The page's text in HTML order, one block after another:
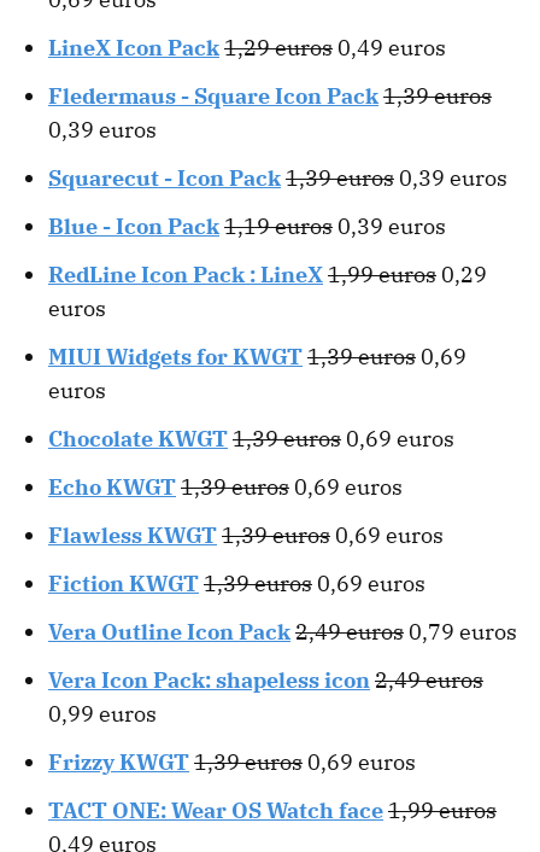
LineX Icon Pack1,29 euros 0,49 euros
Fledermaus - Square Icon Pack1,39 euros
0,39 euros
Squarecut - Icon Pack1,39 euros 0,39 euros
Blue - Icon Pack1,19 euros 0,39 euros
RedLine Icon Pack : LineX1,99 euros 0,29
euros
MIUI Widgets for KWGT1,39 euros 0,69
euros
Chocolate KWGT1,39 euros 0,69 euros
Echo KWGT1,39 euros 0,69 euros
Flawless KWGT1,39 euros 0,69 euros
Fiction KWGT1,39 euros 0,69 euros
Vera Outline Icon Pack2,49 euros 0,79 euros
Vera Icon Pack: shapeless icon2,49 euros
0,99 euros
Frizzy KWGT1,39 euros 0,69 euros
TACT ONE: Wear OS Watch face1,99 euros
0,49 euros